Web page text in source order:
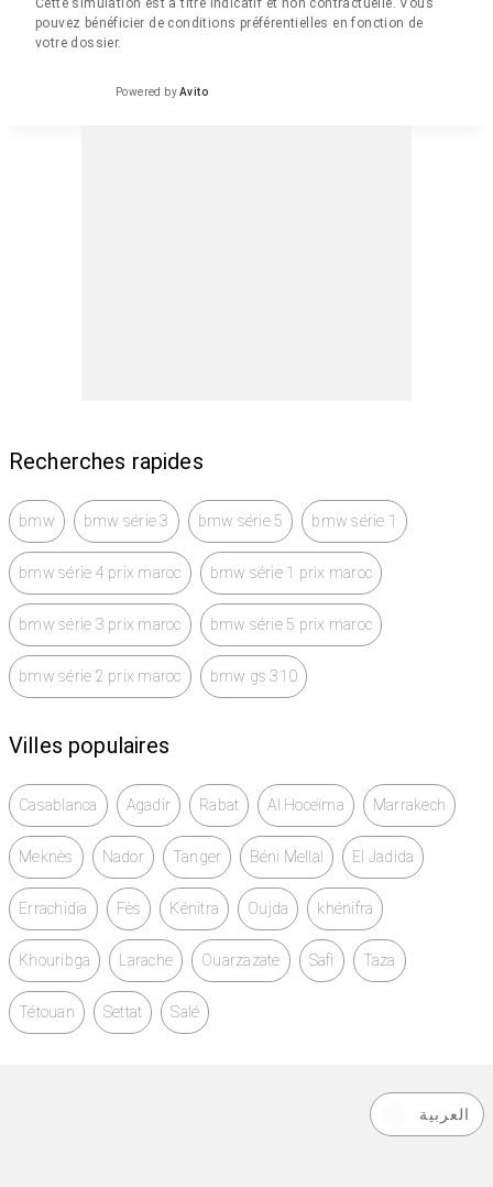
Cette simulation est à titre indicatif et non contractuelle. Vous
pouvez bénéficier de conditions préférentielles en fonction de
votre dossier.
Powered byAvito
Recherches rapides
bmw bmw série 3 bmw série 5 bmw série 1
bmw série 4 prix maroc bmw série 1 prix maroc
bmw série 3 prix maroc bmw série 5 prix maroc
bmw série 2 prix maroc bmw gs 310
Villes populaires
Casablanca Agadir Rabat Al Hoceïma Marrakech
Meknès Nador Tanger Béni Mellal El Jadida
Errachidia Fès Kénitra Oujda khénifra
Khouribga Larache Ouarzazate Safi Taza
Tétouan Settat Salé
العربية